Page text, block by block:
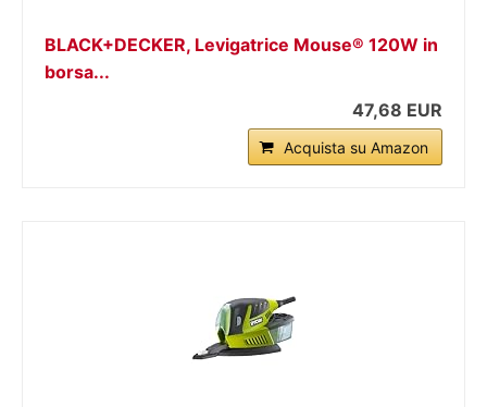
BLACK+DECKER, Levigatrice Mouse® 120W in
borsa...
47,68 EUR
Acquista su Amazon